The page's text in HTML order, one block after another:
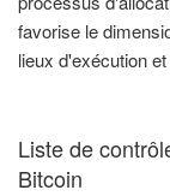
favorise le
lieux d'exécution
Liste de
Bitcoin